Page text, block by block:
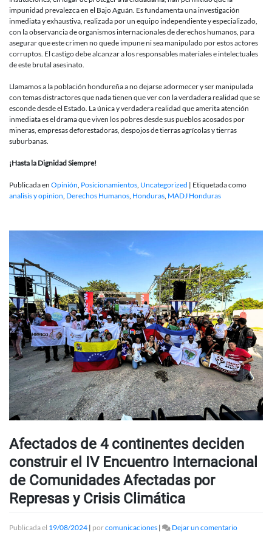
impunidad prevalezca en el Bajo Aguán. Es fundamenta una investigación
inmediata y exhaustiva, realizada por un equipo independiente y especializado,
con la observancia de organismos internacionales de derechos humanos, para
asegurar que este crimen no quede impune ni sea manipulado por estos actores
corruptos. El castigo debe alcanzar a los responsables materiales e intelectuales
de este brutal asesinato.
Llamamos a la población hondureña a no dejarse adormecer y ser manipulada
con temas distractores que nada tienen que ver con la verdadera realidad que se
esconde desde el Estado. La única y verdadera realidad que amerita atención
inmediata es el drama que viven los pobres desde sus pueblos acosados por
mineras, empresas deforestadoras, despojos de tierras agrícolas y tierras
suburbanas.
¡Hasta la Dignidad Siempre!
Publicada en Opinión Posicionamientos Uncategorized | Etiquetada como
analisis y opinion Derechos Humanos Honduras MADJ Honduras
Afectados de 4 continentes deciden
construir el IV Encuentro Internacional
de Comunidades Afectadas por
Represas y Crisis Climática
Publicada el 19/08/2024 | porcomunicaciones | Dejar un comentarioen